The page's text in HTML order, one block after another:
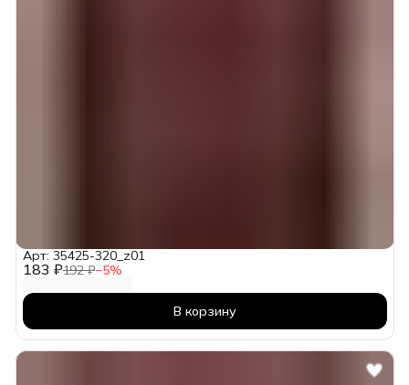
183 ₽192 ₽−5%
Арт: 35425-320_z01
В корзину